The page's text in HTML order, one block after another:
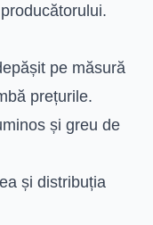
pe măsură
prețurile.
și greu de
și distribuția